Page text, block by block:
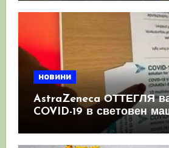
новини
AstraZeneca ОТТЕГЛЯ
COVID-19 в световен
като призна, че те